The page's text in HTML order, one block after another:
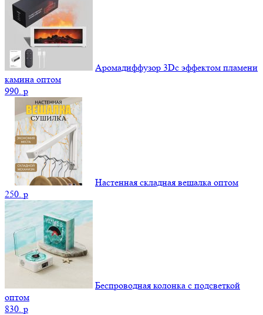
Аромадиффузор 3Dс эффектом пламени
камина оптом
990. p
Настенная складная вешалка оптом
250. p
Беспроводная колонка с подсветкой
оптом
830. p